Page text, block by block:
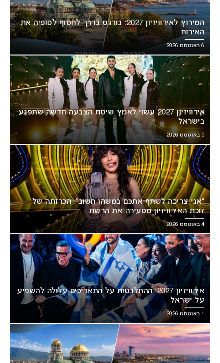
המירוץ לאירוויזיון 2027: בורגס בדרך לחטוף לסופיה את
האירוח
6 באוגוסט 2026
אירוויזיון 2027 עשוי לאמץ שיטת הצבעה חדשה שתפגע
בישראל
5 באוגוסט 2026
“אני צריכה לשתף אתכם במשהו חשוב”: הכרזתה של
זוכת האירוויזיון מסעירה את הרשת
4 באוגוסט 2026
אירוויזיון 2027: ההתלבטות על התאריכים עלולה להשפיע
על ישראל
1 באוגוסט 2026